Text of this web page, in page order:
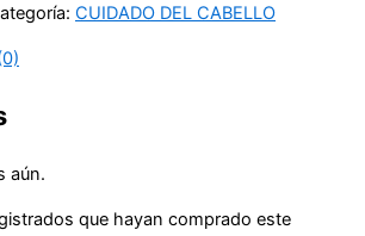
CUIDADO DEL CABELLO
aún.
que hayan comprado este